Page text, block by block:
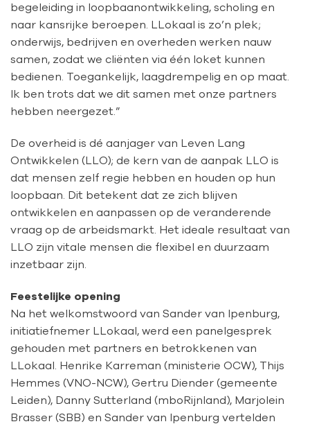
begeleiding in loopbaanontwikkeling, scholing en
naar kansrijke beroepen. LLokaal is zo’n plek;
onderwijs, bedrijven en overheden werken nauw
samen, zodat we cliënten via één loket kunnen
bedienen. Toegankelijk, laagdrempelig en op maat.
Ik ben trots dat we dit samen met onze partners
hebben neergezet.”
De overheid is dé aanjager van Leven Lang
Ontwikkelen (LLO); de kern van de aanpak LLO is
dat mensen zelf regie hebben en houden op hun
loopbaan. Dit betekent dat ze zich blijven
ontwikkelen en aanpassen op de veranderende
vraag op de arbeidsmarkt. Het ideale resultaat van
LLO zijn vitale mensen die flexibel en duurzaam
inzetbaar zijn.
Feestelijke opening
Na het welkomstwoord van Sander van Ipenburg,
initiatiefnemer LLokaal, werd een panelgesprek
gehouden met partners en betrokkenen van
LLokaal. Henrike Karreman (ministerie OCW), Thijs
Hemmes (VNO-NCW), Gertru Diender (gemeente
Leiden), Danny Sutterland (mboRijnland), Marjolein
Brasser (SBB) en Sander van Ipenburg vertelden